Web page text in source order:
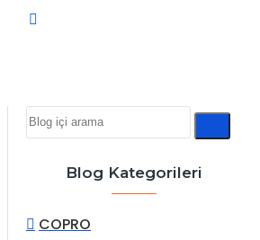
Blog Kategorileri
COPRO